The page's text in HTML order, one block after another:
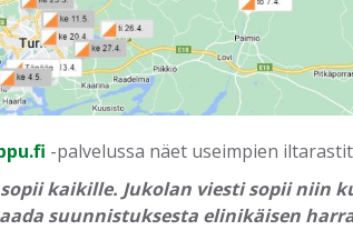
-palvelussa näet useimpien
kaikille. Jukolan viesti sopii niin
suunnistuksesta elinikäisen